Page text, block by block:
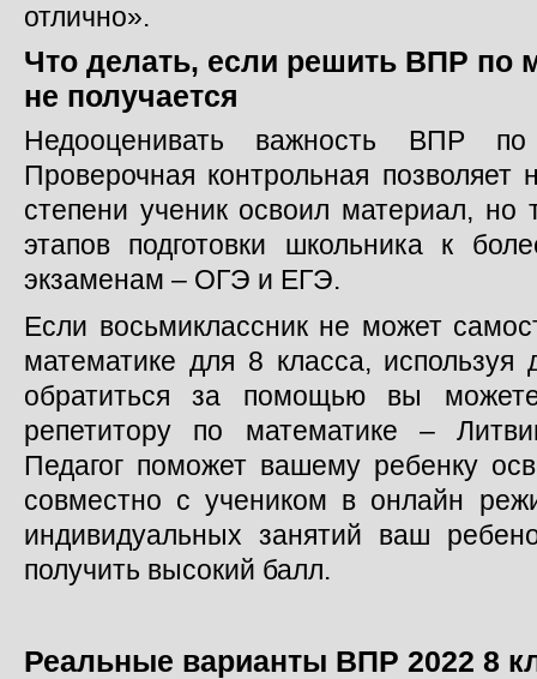
отлично».
Что делать, если решить ВПР по
не получается
Недооценивать важность ВПР
Проверочная контрольная позволяет
степени ученик освоил материал, но
этапов подготовки школьника к
экзаменам – ОГЭ и ЕГЭ.
Если восьмиклассник не может
математике для 8 класса,
обратиться за помощью вы
репетитору по математике –
Педагог поможет вашему ребенку
совместно с учеником в онлайн
индивидуальных занятий ваш
получить высокий балл.
Реальные варианты ВПР 2022 8